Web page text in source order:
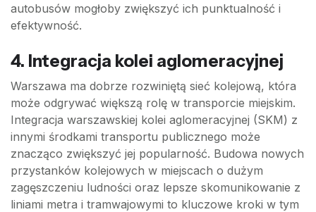
autobusów mogłoby zwiększyć ich punktualność i
efektywność.
4. Integracja kolei aglomeracyjnej
Warszawa ma dobrze rozwiniętą sieć kolejową, która
może odgrywać większą rolę w transporcie miejskim.
Integracja warszawskiej kolei aglomeracyjnej (SKM) z
innymi środkami transportu publicznego może
znacząco zwiększyć jej popularność. Budowa nowych
przystanków kolejowych w miejscach o dużym
zagęszczeniu ludności oraz lepsze skomunikowanie z
liniami metra i tramwajowymi to kluczowe kroki w tym